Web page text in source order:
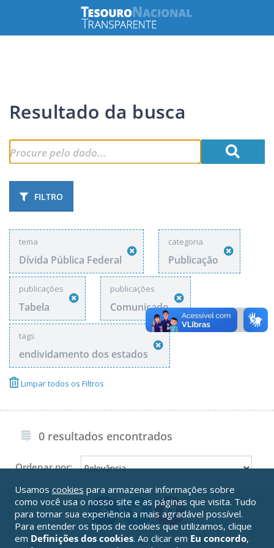
Resultado da busca
FILTRO
tema
Dívida Pública Federal
categoria
Publicação
publicações
Tabela
publicações
Comunicado
tags
endividamento dos estados
Limpar todos os Filtros
0 resultados encontrados
Ordenar por:
Usamos cookies para armazenar informações sobre
como você usa o nosso site e as páginas que visita. Tudo
para tornar sua experiência a mais agradável possível.
Para entender os tipos de cookies que utilizamos, clique
em Definições dos cookies. Ao clicar em Eu concordo,